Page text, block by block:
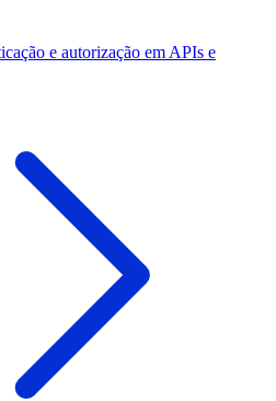
e autorização em APIs e